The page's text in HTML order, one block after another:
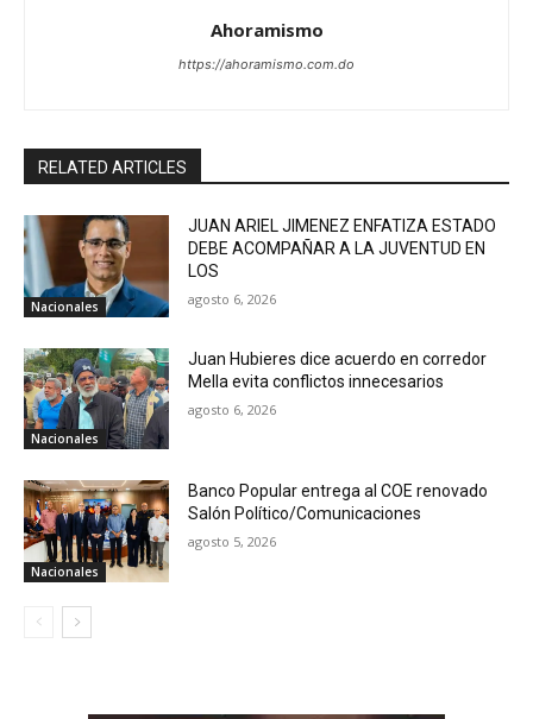
Ahoramismo
https://ahoramismo.com.do
RELATED ARTICLES
Nacionales
JUAN ARIEL JIMENEZ ENFATIZA ESTADO
DEBE ACOMPAÑAR A LA JUVENTUD EN
LOS
agosto 6, 2026
Nacionales
Juan Hubieres dice acuerdo en corredor
Mella evita conflictos innecesarios
agosto 6, 2026
Nacionales
Banco Popular entrega al COE renovado
Salón Político/Comunicaciones
agosto 5, 2026